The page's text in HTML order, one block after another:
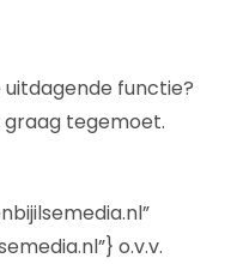
uitdagende functie?
graag tegemoet.
o.v.v.